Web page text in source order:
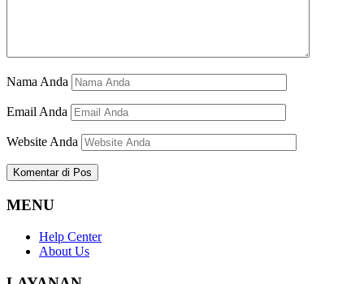
Nama Anda
Email Anda
Website Anda
MENU
Help Center
About Us